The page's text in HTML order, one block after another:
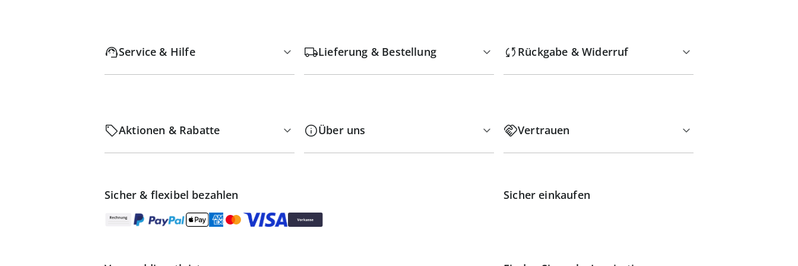
Service & Hilfe Lieferung & Bestellung Rückgabe & Widerruf
Aktionen & Rabatte Über uns Vertrauen
Sicher & flexibel bezahlen Sicher einkaufen